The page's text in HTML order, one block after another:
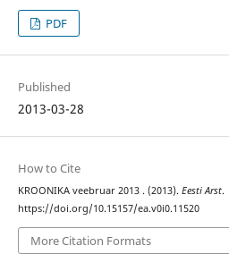
PDF
Published
2013-03-28
How to Cite
KROONIKA veebruar 2013 . (2013). Eesti Arst.
https://doi.org/10.15157/ea.v0i0.11520
More Citation Formats